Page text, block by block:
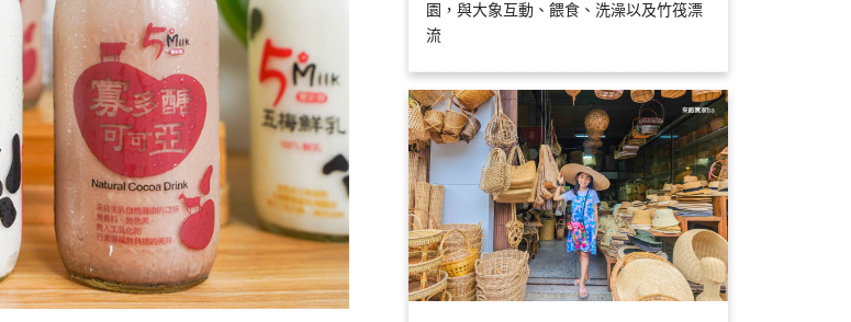
園，與大象互動、餵食、洗澡以及竹筏漂
流